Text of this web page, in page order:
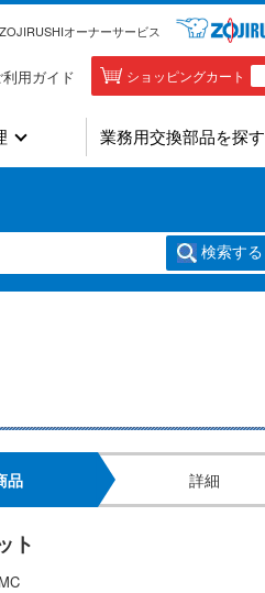
ZOJIRUSHIオーナーサービス
利用ガイド ショッピングカート
業務用交換部品を探す
検索する
品 詳細
ト